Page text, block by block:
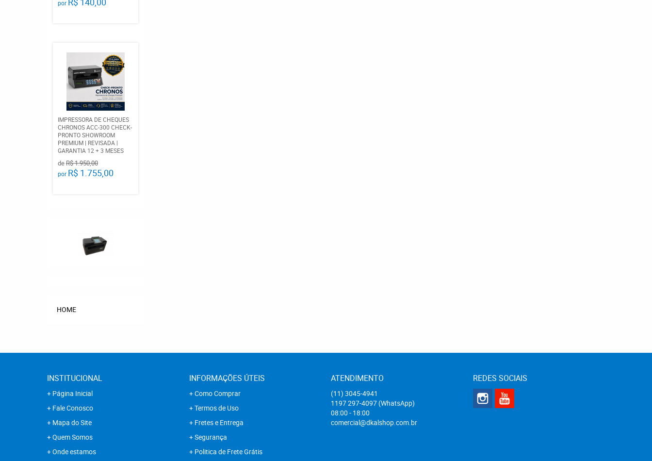
por
IMPRESSORA DE CHEQUES
CHRONOS ACC-300 CHECK-
PRONTO SHOWROOM
PREMIUM | REVISADA |
GARANTIA 12 + 3 MESES
deR$ 1.950,00
por R$ 1.755,00
HOME
INSTITUCIONAL
Página Inicial
Fale Conosco
Mapa do Site
Quem Somos
Onde estamos
INFORMAÇÕES ÚTEIS
Como Comprar
Termos de Uso
Fretes e Entrega
Segurança
Politica de Frete Grátis
ATENDIMENTO
(11) 3045-4941
1197297-4097 (WhatsApp)
08:00 - 18:00
comercial@dkalshop.com.br
REDES SOCIAIS